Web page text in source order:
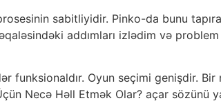
sabitliyidir. Pinko-da bunu
addımları izlədim və
funksionaldır. Oyun seçimi genişdir.
Necə Həll Etmək Olar? açar